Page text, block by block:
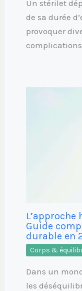
Un stérilet
de sa durée
provoquer
Guide
durable en
Corps &
Dans un
les